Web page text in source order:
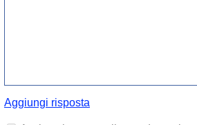
Aggiungi risposta